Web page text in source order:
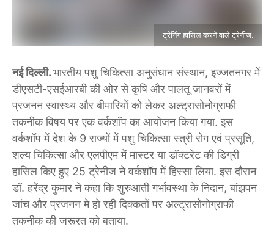
ट्रेनिंग हासिल करने वाले ट्रेनीज.
नई दिल्ली.भारतीय पशु चिकित्सा अनुसंधान संस्थान, इज्जतनगर में
डीएसटी-एसईआरबी की ओर से कृषि और पालतू जानवरों में
प्रजनन स्वास्थ्य और बीमारियों को लेकर अल्ट्रासोनोग्राफी
तकनीक विषय पर एक वर्कशॉप का आयोजन किया गया. इस
वर्कशॉप में देश के 9 राज्यों में पशु चिकित्सा स्त्री रोग एवं प्रसूति,
शल्य चिकित्सा और एलपीएम में मास्टर या डॉक्टरेट की डिग्री
हासिल किए हुए 25 ट्रेनीज ने वर्कशॉप में हिस्सा लिया. इस दौरान
डॉ. हरेंद्र कुमार ने कहा कि शुरुआती गर्भावस्था के निदान, बांझपन
जांच और प्रजनन मे हो रही दिक्कतों पर अल्ट्रासोनोग्राफी
तकनीक की जरूरत को बताया.